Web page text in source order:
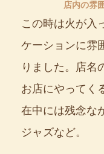
店内の雰
この時は火が入
ケーションに雰
りました。店名
お店にやってく
在中には残念な
ジャズなど。